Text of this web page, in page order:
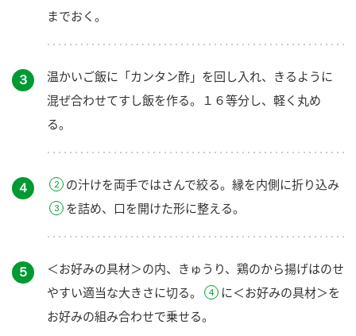
までおく。
３
温かいご飯に「カンタン酢」を回し入れ、きるように
混ぜ合わせてすし飯を作る。１６等分し、軽く丸め
る。
４
の汁けを両手ではさんで絞る。縁を内側に折り込み
を詰め、口を開けた形に整える。
５
＜お好みの具材＞の内、きゅうり、鶏のから揚げはのせ
やすい適当な大きさに切る。
に＜お好みの具材＞を
お好みの組み合わせで乗せる。